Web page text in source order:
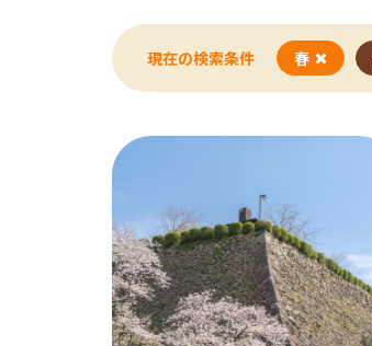
現在の検索条件 春